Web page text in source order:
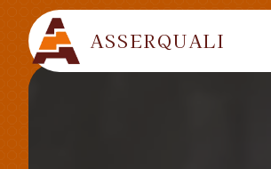
ASSERQUALI
Panneau de gestion des cookies